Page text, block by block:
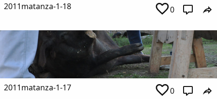
2011matanza-1-18 0
2011matanza-1-17 0